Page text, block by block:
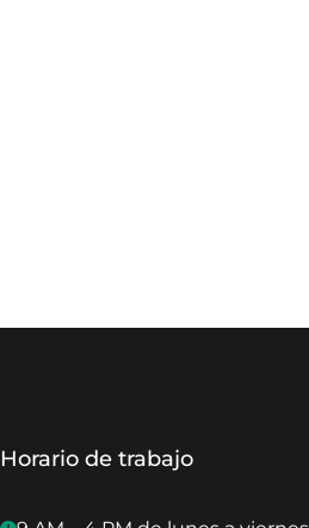
Horario de trabajo